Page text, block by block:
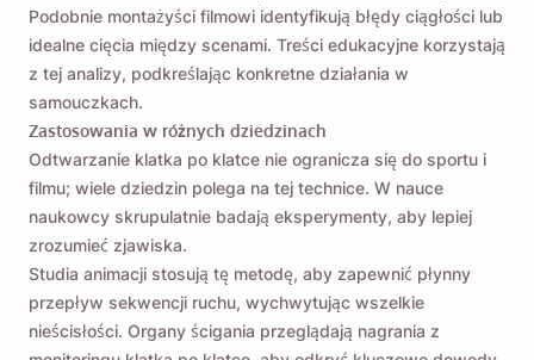
Podobnie montażyści filmowi identyfikują błędy ciągłości lub
idealne cięcia między scenami. Treści edukacyjne korzystają
z tej analizy, podkreślając konkretne działania w
samouczkach.
Zastosowania w różnych dziedzinach
Odtwarzanie klatka po klatce nie ogranicza się do sportu i
filmu; wiele dziedzin polega na tej technice. W nauce
naukowcy skrupulatnie badają eksperymenty, aby lepiej
zrozumieć zjawiska.
Studia animacji stosują tę metodę, aby zapewnić płynny
przepływ sekwencji ruchu, wychwytując wszelkie
nieścisłości. Organy ścigania przeglądają nagrania z